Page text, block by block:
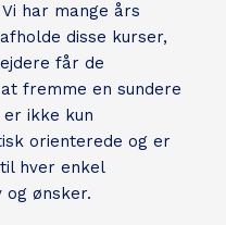
har mange års
disse kurser,
får de
fremme en sundere
ikke kun
orienterede og er
hver enkel
ønsker.